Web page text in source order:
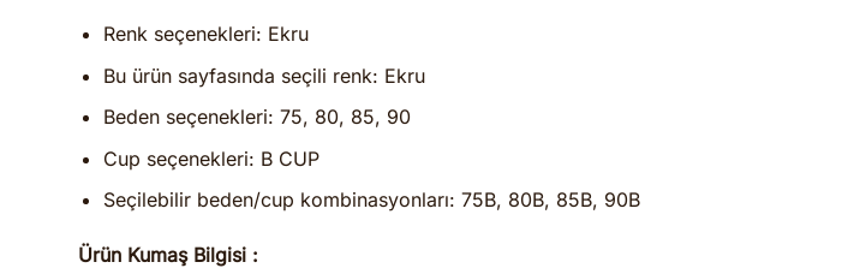
Renk seçenekleri: Ekru
Bu ürün sayfasında seçili renk: Ekru
Beden seçenekleri: 75, 80, 85, 90
Cup seçenekleri: B CUP
Seçilebilir beden/cup kombinasyonları: 75B, 80B, 85B, 90B
Ürün Kumaş Bilgisi :